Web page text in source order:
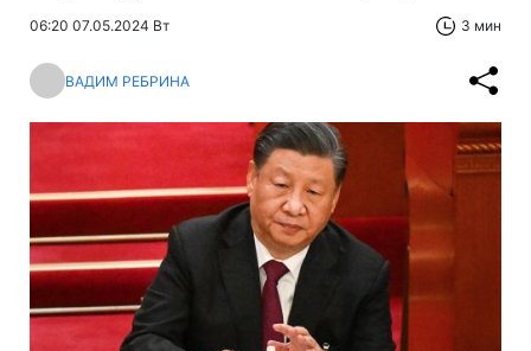
06:20 07.05.2024 Вт 3 мин
ВАДИМ РЕБРИНА